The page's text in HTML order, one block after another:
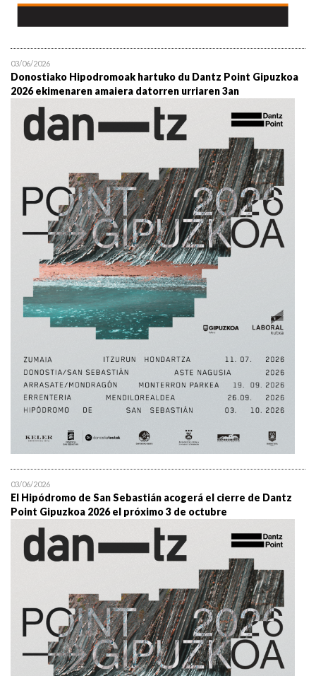
03/06/2026
Donostiako Hipodromoak hartuko du Dantz Point Gipuzkoa
2026 ekimenaren amaiera datorren urriaren 3an
03/06/2026
El Hipódromo de San Sebastián acogerá el cierre de Dantz
Point Gipuzkoa 2026 el próximo 3 de octubre